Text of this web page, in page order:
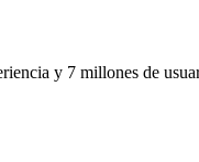
y 7 millones de